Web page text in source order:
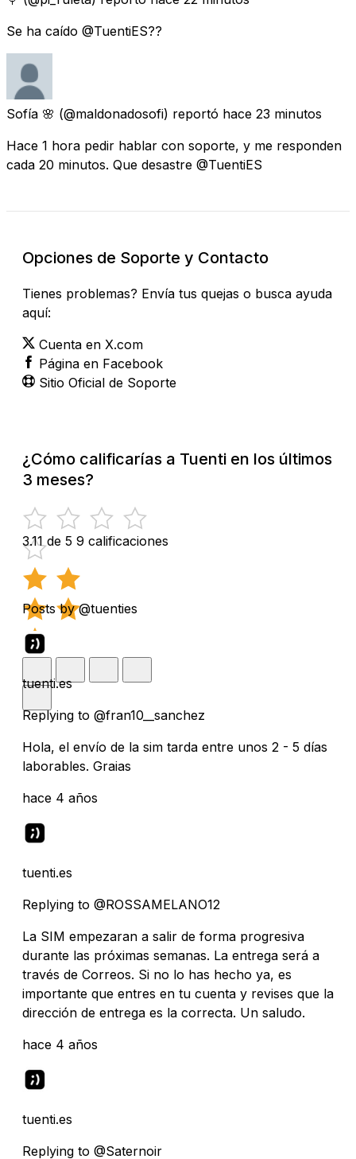
Se ha caído @TuentiES??
Sofía 🌸 (@maldonadosofi) reportó hace 23 minutos
Hace 1 hora pedir hablar con soporte, y me responden
cada 20 minutos. Que desastre @TuentiES
Opciones de Soporte y Contacto
Tienes problemas? Envía tus quejas o busca ayuda
aquí:
Cuenta en X.com
Página en Facebook
Sitio Oficial de Soporte
¿Cómo calificarías a Tuenti en los últimos
3 meses?
3.11 de 5 9 calificaciones
Posts by @tuenties
tuenti.es
Replying to @fran10__sanchez
Hola, el envío de la sim tarda entre unos 2 - 5 días
laborables. Graias
hace 4 años
tuenti.es
Replying to @ROSSAMELANO12
La SIM empezaran a salir de forma progresiva
durante las próximas semanas. La entrega será a
través de Correos. Si no lo has hecho ya, es
importante que entres en tu cuenta y revises que la
dirección de entrega es la correcta. Un saludo.
hace 4 años
tuenti.es
Replying to @Saternoir